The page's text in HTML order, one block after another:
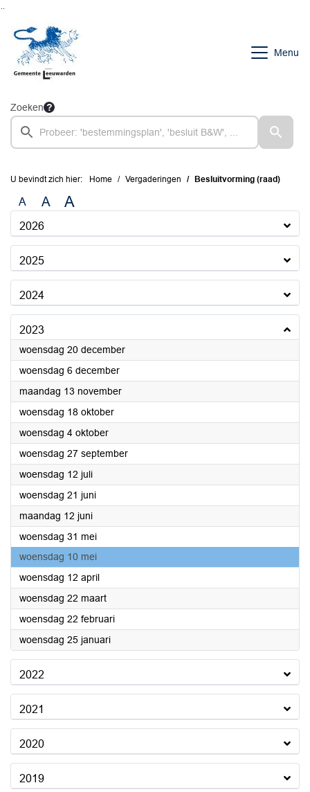
Menu
Zoeken
U bevindt zich hier: Home Vergaderingen Besluitvorming (raad)
A A A
2026
2025
2024
2023
woensdag 20 december2023
woensdag 6 december2023
maandag 13 november2023
woensdag 18 oktober2023
woensdag 4 oktober2023
woensdag 27 september2023
woensdag 12 juli2023
woensdag 21 juni2023
maandag 12 juni2023
woensdag 31 mei2023
woensdag 10 mei2023
woensdag 12 april2023
woensdag 22 maart2023
woensdag 22 februari2023
woensdag 25 januari2023
2022
2021
2020
2019